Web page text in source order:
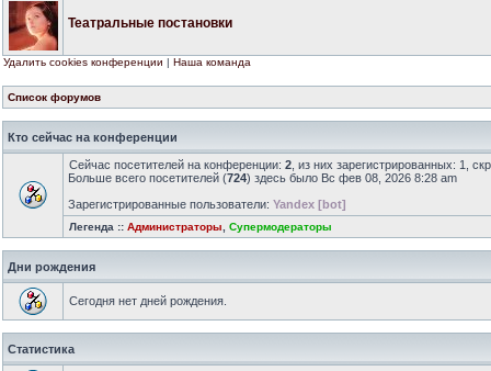
Театральные постановки
Удалить cookies конференции | Наша команда
Список форумов
Кто сейчас на конференции
Сейчас посетителей на конференции: 2 , из них зарегистрированных: 1,
Больше всего посетителей (724) здесь было Вс фев 08, 2026 8:28 am
Зарегистрированные пользователи: Yandex [bot]
Легенда :: Администраторы Супермодераторы
Дни рождения
Сегодня нет дней рождения.
Статистика